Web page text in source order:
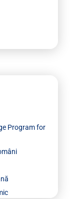
Program for